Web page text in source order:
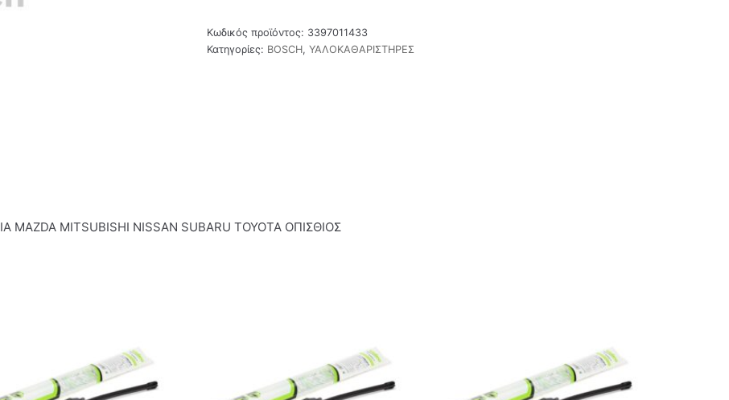
Κωδικός προϊόντος: 3397011433
Κατηγορίες: BOSCH, ΥΑΛΟΚΑΘΑΡΙΣΤΗΡΕΣ
MITSUBISHI NISSAN SUBARU TOYOTA ΟΠΙΣΘΙΟΣ